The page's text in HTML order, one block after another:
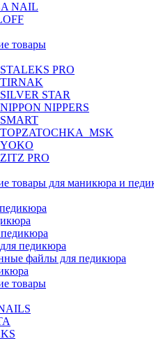
NAIL
товары
PRO
STAR
NIPPERS
PRO
товары для маникюра и
педикюра
файлы для педикюра
товары